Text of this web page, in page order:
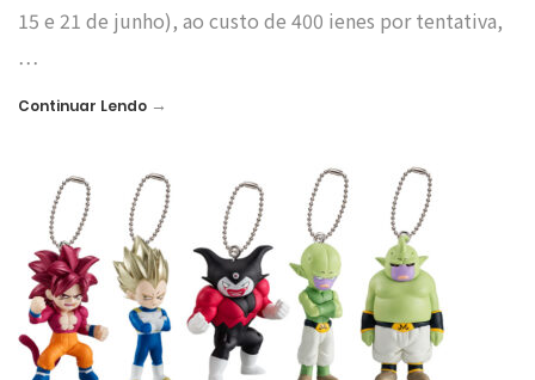
15 e 21 de junho), ao custo de 400 ienes por tentativa,
…
Continuar Lendo →